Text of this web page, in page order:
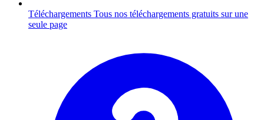
Téléchargements Tous nos téléchargements gratuits sur une
seule page